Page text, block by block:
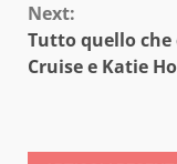
Next:
Tutto quello che
Cruise e Katie